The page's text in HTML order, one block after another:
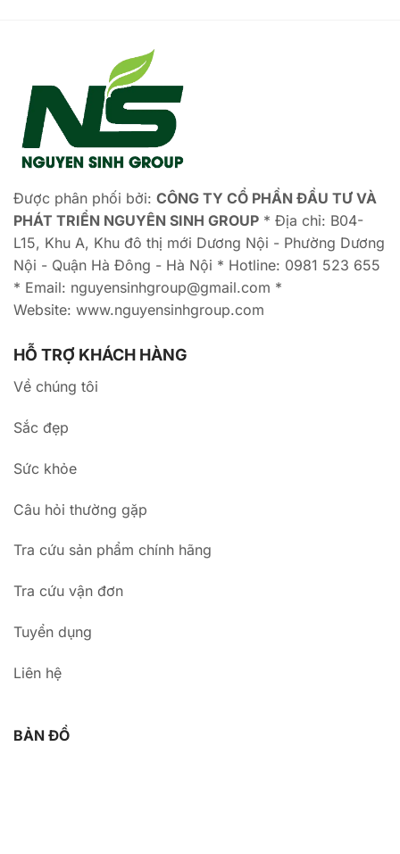
Được phân phối bởi: CÔNG TY CỔ PHẦN ĐẦU TƯ VÀ
PHÁT TRIỂN NGUYÊN SINH GROUP * Địa chỉ: B04-
L15, Khu A, Khu đô thị mới Dương Nội - Phường Dương
Nội - Quận Hà Đông - Hà Nội * Hotline: 0981 523 655
* Email: nguyensinhgroup@gmail.com *
Website: www.nguyensinhgroup.com
HỖ TRỢ KHÁCH HÀNG
Về chúng tôi
Sắc đẹp
Sức khỏe
Câu hỏi thường gặp
Tra cứu sản phẩm chính hãng
Tra cứu vận đơn
Tuyển dụng
Liên hệ
BẢN ĐỒ